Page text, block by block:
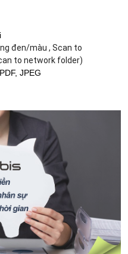
đen/màu , Scan to
to network folder)
JPEG